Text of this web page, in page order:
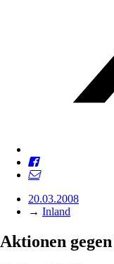
20.03.2008
→ Inland
Aktionen